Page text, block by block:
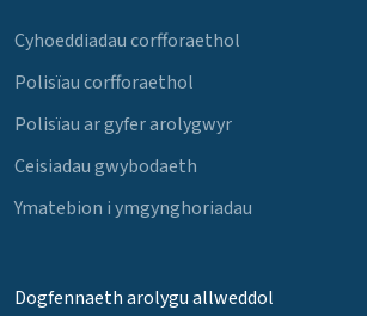
Cyhoeddiadau corfforaethol
Polisïau corfforaethol
Polisïau ar gyfer arolygwyr
Ceisiadau gwybodaeth
Ymatebion i ymgynghoriadau
Dogfennaeth arolygu allweddol